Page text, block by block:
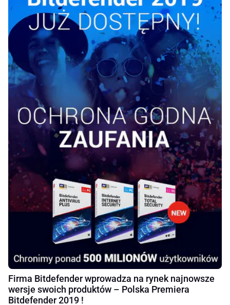
Firma Bitdefender wprowadza na rynek najnowsze
wersje swoich produktów – Polska Premiera
Bitdefender 2019 !